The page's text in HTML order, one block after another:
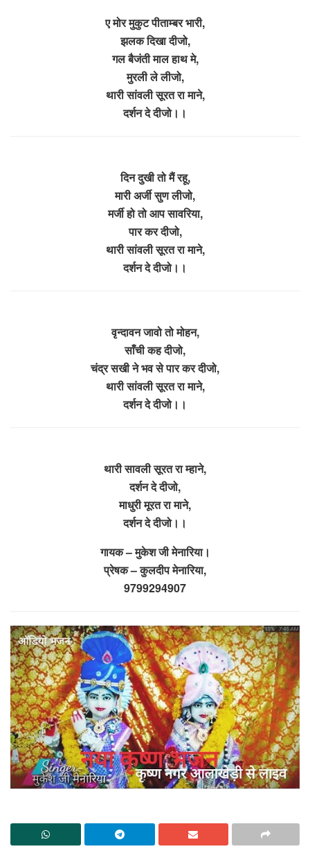
ए मोर मुकुट पीताम्बर भारी,
झलक दिखा दीजो,
गल बैजंती माल हाथ मे,
मुरली ले लीजो,
थारी सांवली सूरत रा माने,
दर्शन दे दीजो।।
दिन दुखी तो मैं रहू,
मारी अर्जी सुण लीजो,
मर्जी हो तो आप सावरिया,
पार कर दीजो,
थारी सांवली सूरत रा माने,
दर्शन दे दीजो।।
वृन्दावन जावो तो मोहन,
साँची कह दीजो,
चंद्र सखी ने भव से पार कर दीजो,
थारी सांवली सूरत रा माने,
दर्शन दे दीजो।।
थारी सावली सूरत रा म्हाने,
दर्शन दे दीजो,
माधुरी मूरत रा माने,
दर्शन दे दीजो।।
गायक – मुकेश जी मेनारिया।
प्रेषक – कुलदीप मेनारिया,
9799294907